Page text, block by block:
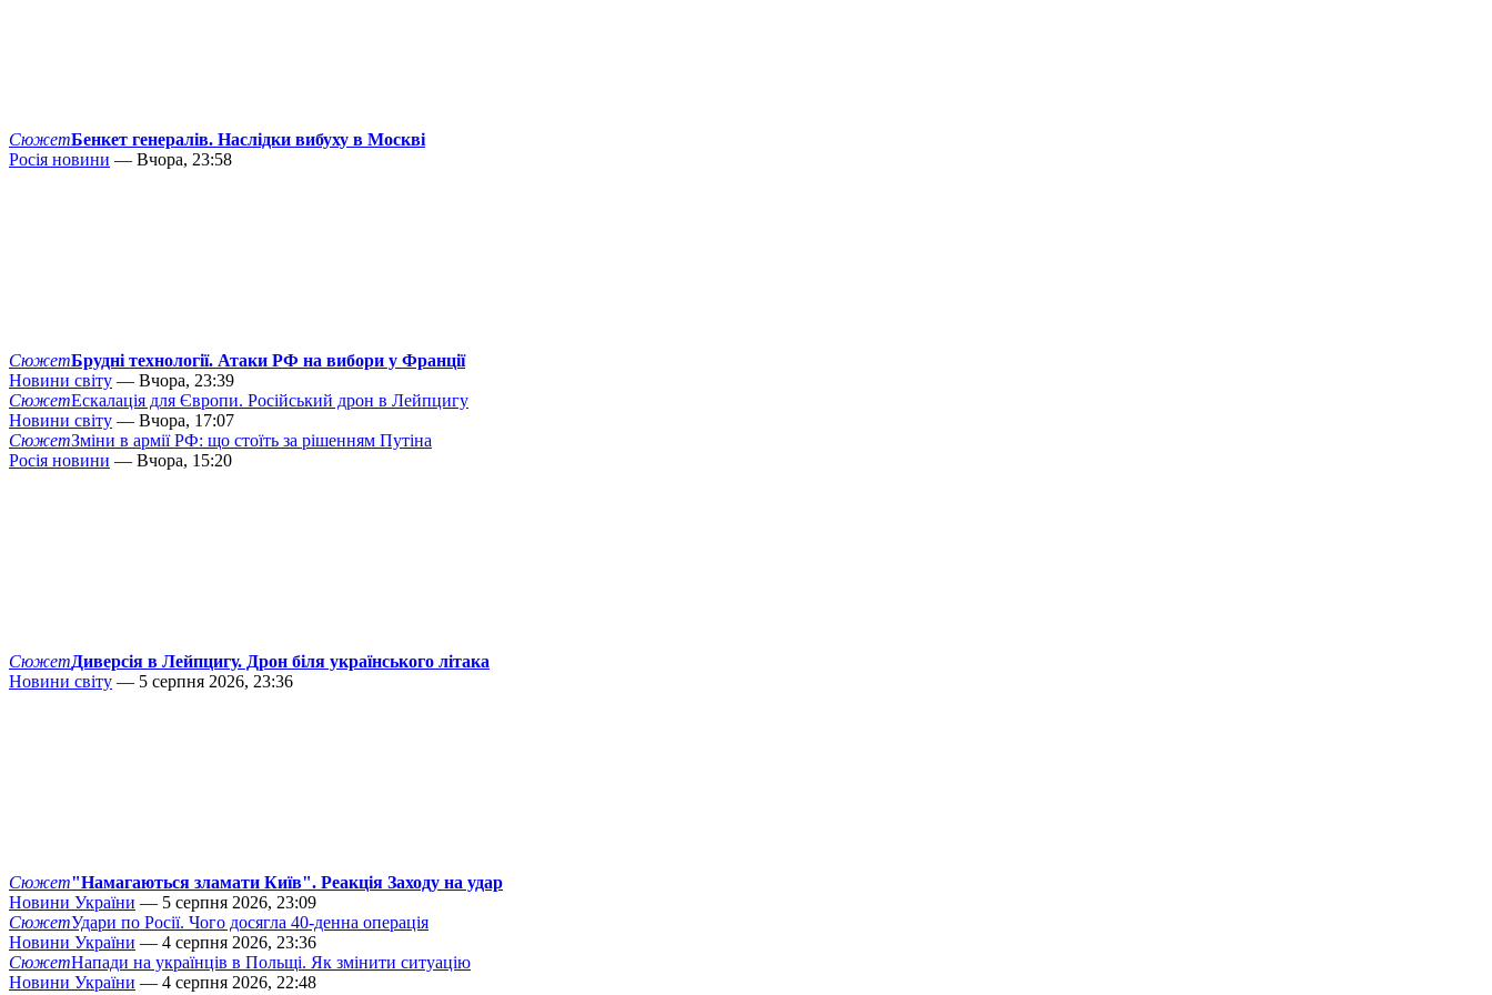
СюжетБенкет генералів. Наслідки вибуху в Москві
Росія новини — Вчора, 23:58
СюжетБрудні технології. Атаки РФ на вибори у Франції
Новини світу — Вчора, 23:39
СюжетЕскалація для Європи. Російський дрон в Лейпцигу
Новини світу — Вчора, 17:07
СюжетЗміни в армії РФ: що стоїть за рішенням Путіна
Росія новини — Вчора, 15:20
СюжетДиверсія в Лейпцигу. Дрон біля українського літака
Новини світу — 5 серпня 2026, 23:36
Сюжет"Намагаються зламати Київ". Реакція Заходу на удар
Новини України — 5 серпня 2026, 23:09
СюжетУдари по Росії. Чого досягла 40-денна операція
Новини України — 4 серпня 2026, 23:36
СюжетНапади на українців в Польщі. Як змінити ситуацію
Новини України — 4 серпня 2026, 22:48